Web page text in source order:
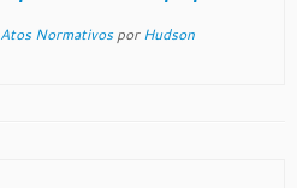
Atos NormativosporHudson